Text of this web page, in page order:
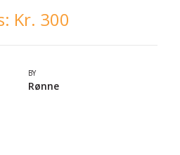
Kr. 300
BY
Rønne